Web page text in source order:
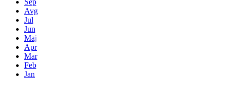
Avg
Jul
Jun
Maj
Apr
Mar
Feb
Jan